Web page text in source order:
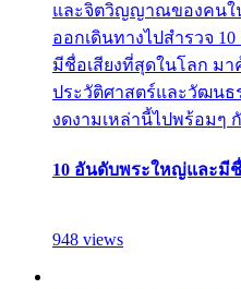
และจิตวิญญาณของคนใ
ออกเดินทางไปสำรวจ
มีชื่อเสียงที่สุดในโลก ม
ประวัติศาสตร์และวัฒนธ
งดงามเหล่านี้ไปพร้อมๆ
10 อันดับพระใหญ่และมี
948 views